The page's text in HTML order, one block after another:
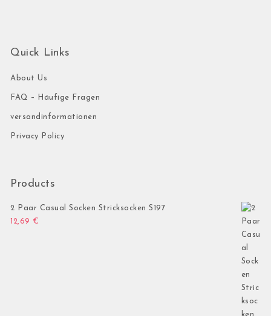
Quick Links
About Us
FAQ – Häufige Fragen
versandinformationen
Privacy Policy
Products
2 Paar Casual Socken Stricksocken S197
12,69 €